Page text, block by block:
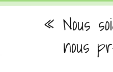
« Nous
nous